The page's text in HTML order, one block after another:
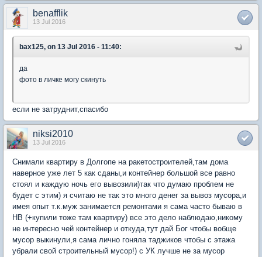
benafflik
13 Jul 2016
bax125, on 13 Jul 2016 - 11:40:
да
фото в личке могу скинуть
если не затруднит,спасибо
niksi2010
13 Jul 2016
Снимали квартиру в Долгопе на ракетостроителей,там дома
наверное уже лет 5 как сданы,и контейнер большой все равно
стоял и каждую ночь его вывозили)так что думаю проблем не
будет с этим) я считаю не так это много денег за вывоз мусора,и
имея опыт т.к.муж занимается ремонтами я сама часто бываю в
НВ (+купили тоже там квартиру) все это дело наблюдаю,никому
не интересно чей контейнер и откуда,тут дай Бог чтобы вобще
мусор выкинули,я сама лично гоняла таджиков чтобы с этажа
убрали свой строительный мусор!) с УК лучше не за мусор